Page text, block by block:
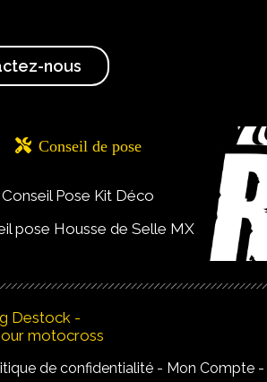
nous
 Conseil de pose
Conseil Pose Kit Déco
pose Housse de Selle MX
Destock -
motocross
de confidentialité Mon Compte